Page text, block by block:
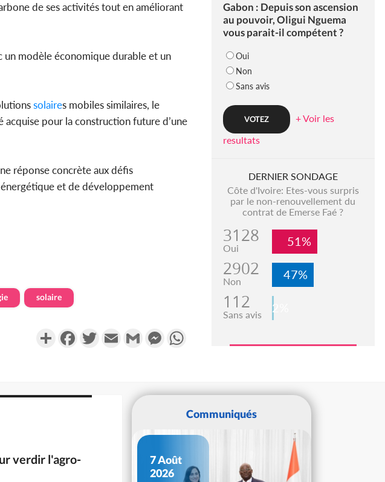
de ses activités tout en améliorant
un modèle économique durable et un
solaires mobiles similaires, le
pour la construction future d’une
réponse concrète aux défis
et de développement
solaire
PartagerFacebookTwitterEmail Gmail Messenger
Gabon : Depuis son ascension
au pouvoir, Oligui Nguema
vous parait-il compétent ?
Oui
Non
Sans avis
+ Voir les
resultats
DERNIER SONDAGE
Côte d'Ivoire: Etes-vous surpris
par le non-renouvellement du
contrat de Emerse Faé ?
3128
Oui 51%
2902
Non 47%
112
Sans avis 2%
verdir l'agro-
Communiqués
7 Août
2026